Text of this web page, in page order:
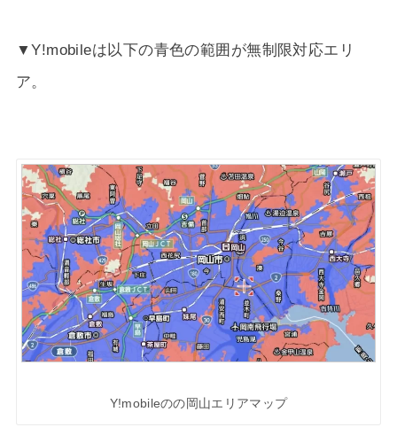
▼Y!mobileは以下の青色の範囲が無制限対応エリ
ア。
Y!mobileのの岡山エリアマップ